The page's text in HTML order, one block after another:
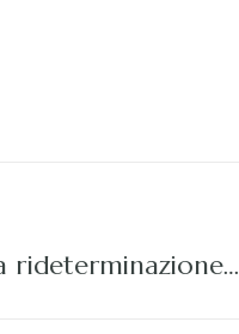
rideterminazione…